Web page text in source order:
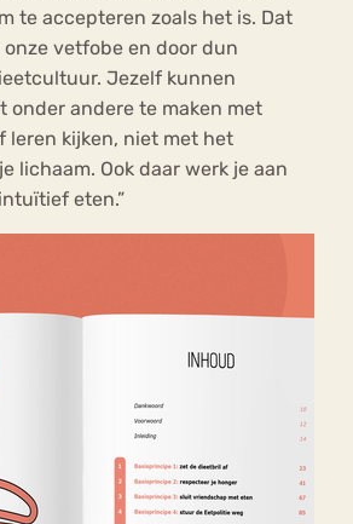
te accepteren zoals het is. Dat
vetfobe en door dun
Jezelf kunnen
onder andere te maken met
leren kijken, niet met het
lichaam. Ook daar werk je aan
eten.”